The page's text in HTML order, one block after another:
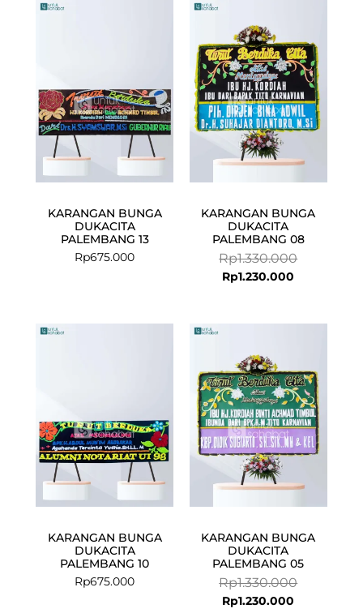
KARANGAN BUNGA
DUKACITA
PALEMBANG 13
Rp675.000
KARANGAN BUNGA
DUKACITA
PALEMBANG 08
Rp1.330.000
was:
Rp1.230.000
is:
Rp1.230.000.
KARANGAN BUNGA
DUKACITA
PALEMBANG 10
Rp675.000
KARANGAN BUNGA
DUKACITA
PALEMBANG 05
Rp1.330.000
Rp1.230.000
Rp1.230.000.